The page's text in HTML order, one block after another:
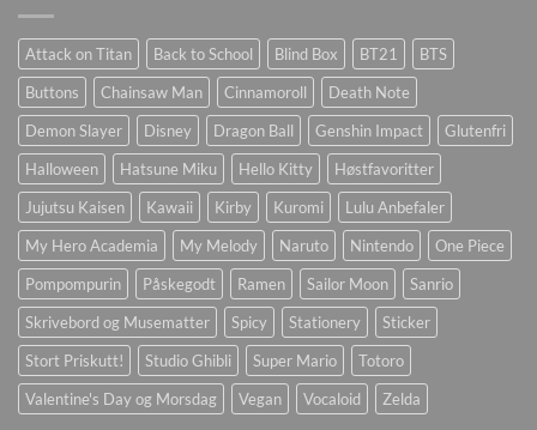
Attack on Titan Back to School Blind Box BT21
BTS
Buttons
Chainsaw Man Cinnamoroll
Death Note
Demon Slayer
Disney Dragon Ball Genshin Impact
Glutenfri
Halloween
Hatsune Miku Hello Kitty
Høstfavoritter
Jujutsu Kaisen
Kawaii Kirby Kuromi
Lulu Anbefaler
My Hero Academia
My Melody Naruto Nintendo
One Piece
Pompompurin
Påskegodt Ramen Sailor Moon
Sanrio
Skrivebord og Musematter
Spicy Stationery
Sticker
Stort Priskutt!
Studio Ghibli Super Mario
Totoro
Valentine's Day og Morsdag
Vegan Vocaloid Zelda